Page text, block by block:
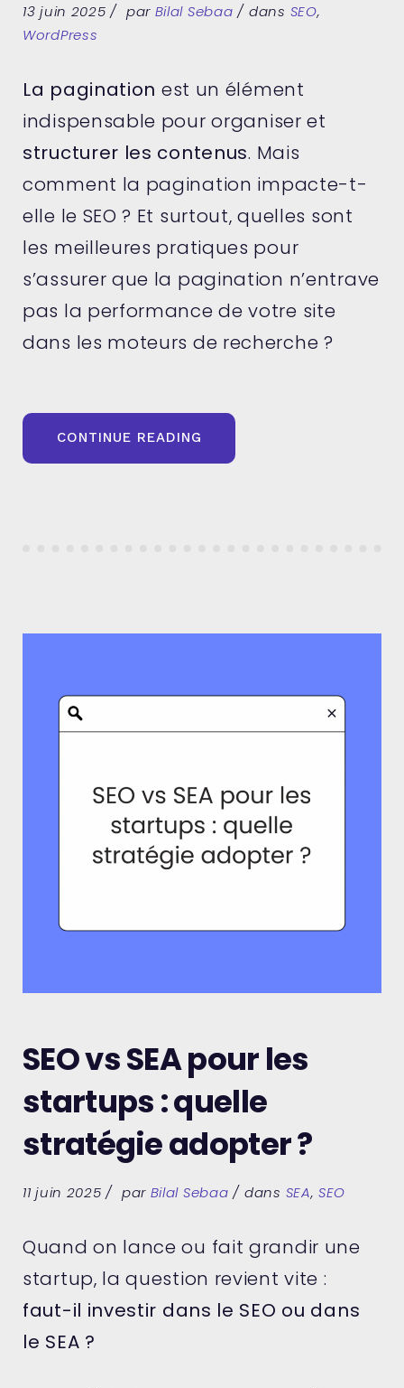
13 juin 2025 par Bilal Sebaa dans SEO,
WordPress
La pagination est un élément
indispensable pour organiser et
structurer les contenus. Mais
comment la pagination impacte-t-
elle le SEO ? Et surtout, quelles sont
les meilleures pratiques pour
s’assurer que la pagination n’entrave
pas la performance de votre site
dans les moteurs de recherche ?
CONTINUE READING
ET
SEO vs SEA pour les
startups : quelle
stratégie adopter ?
11 juin 2025 par Bilal Sebaa dans SEA,SEO
Quand on lance ou fait grandir une
startup, la question revient vite :
faut-il investir dans le SEO ou dans
le SEA ?